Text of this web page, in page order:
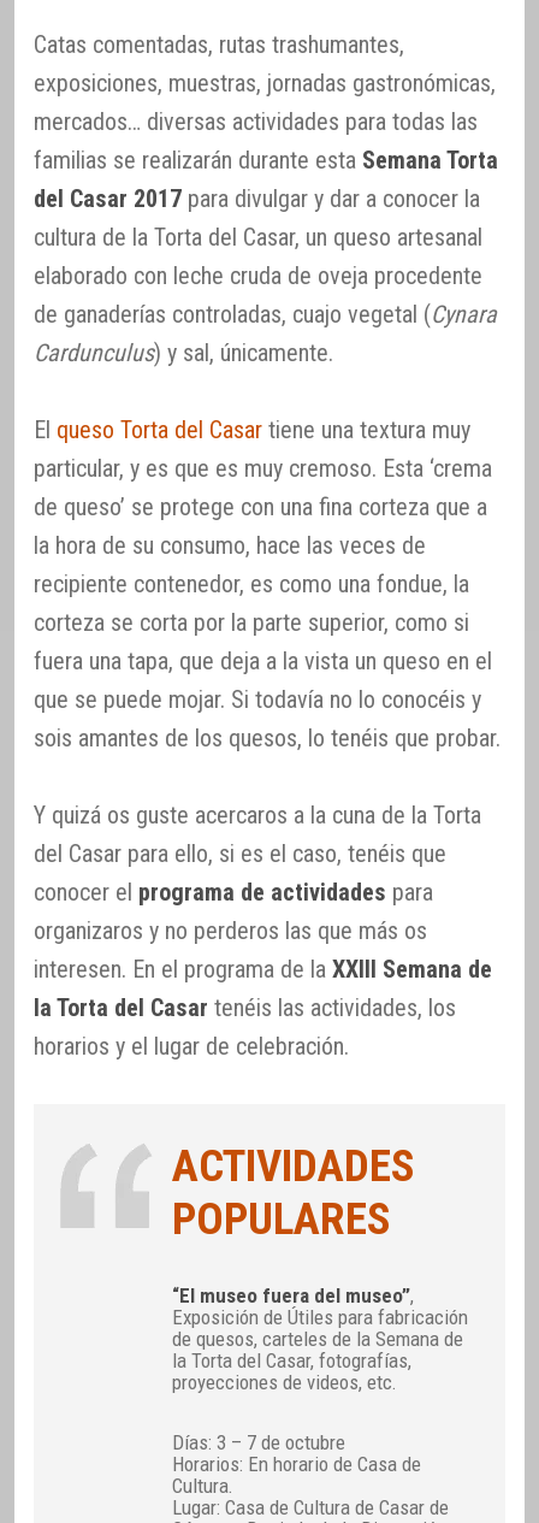
Catas comentadas, rutas trashumantes,
exposiciones, muestras, jornadas gastronómicas,
mercados… diversas actividades para todas las
familias se realizarán durante esta Semana Torta
del Casar 2017 para divulgar y dar a conocer la
cultura de la Torta del Casar, un queso artesanal
elaborado con leche cruda de oveja procedente
de ganaderías controladas, cuajo vegetal (Cynara
Cardunculus) y sal, únicamente.
El queso Torta del Casar tiene una textura muy
particular, y es que es muy cremoso. Esta ‘crema
de queso’ se protege con una fina corteza que a
la hora de su consumo, hace las veces de
recipiente contenedor, es como una fondue, la
corteza se corta por la parte superior, como si
fuera una tapa, que deja a la vista un queso en el
que se puede mojar. Si todavía no lo conocéis y
sois amantes de los quesos, lo tenéis que probar.
Y quizá os guste acercaros a la cuna de la Torta
del Casar para ello, si es el caso, tenéis que
conocer el programa de actividades para
organizaros y no perderos las que más os
interesen. En el programa de la XXIII Semana de
la Torta del Casar tenéis las actividades, los
horarios y el lugar de celebración.
ACTIVIDADES
POPULARES
“El museo fuera del museo”,
Exposición de Útiles para fabricación
de quesos, carteles de la Semana de
la Torta del Casar, fotografías,
proyecciones de videos, etc.
Días: 3 – 7 de octubre
Horarios: En horario de Casa de
Cultura.
Lugar: Casa de Cultura de Casar de